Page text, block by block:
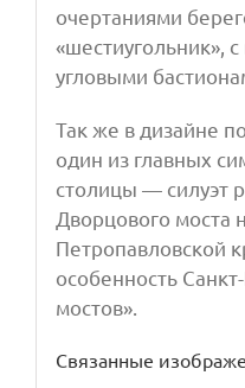
очертаниями
«шестиугольник»,
угловыми
Так же в дизайне
один из главных
столицы — силуэт
Дворцового моста
Петропавловской
особенность
мостов».
Связанные